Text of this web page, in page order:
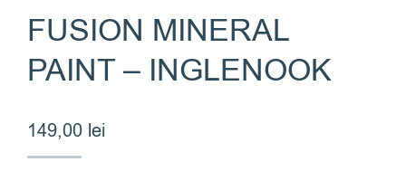
FUSION MINERAL
PAINT – INGLENOOK
149,00 lei